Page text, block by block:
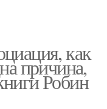
как
причина,
Робин